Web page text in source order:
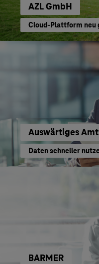
AZL GmbH
Cloud-Plattform neu
Auswärtiges Amt
Daten schneller
BARMER